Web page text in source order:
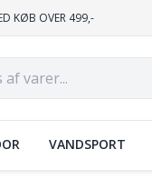
KØB OVER 499,-
VANDSPORT